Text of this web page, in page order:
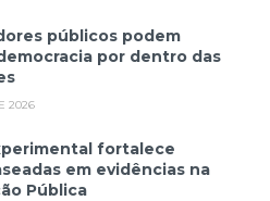
públicos podem
por dentro das
2026
fortalece
em evidências na
Pública